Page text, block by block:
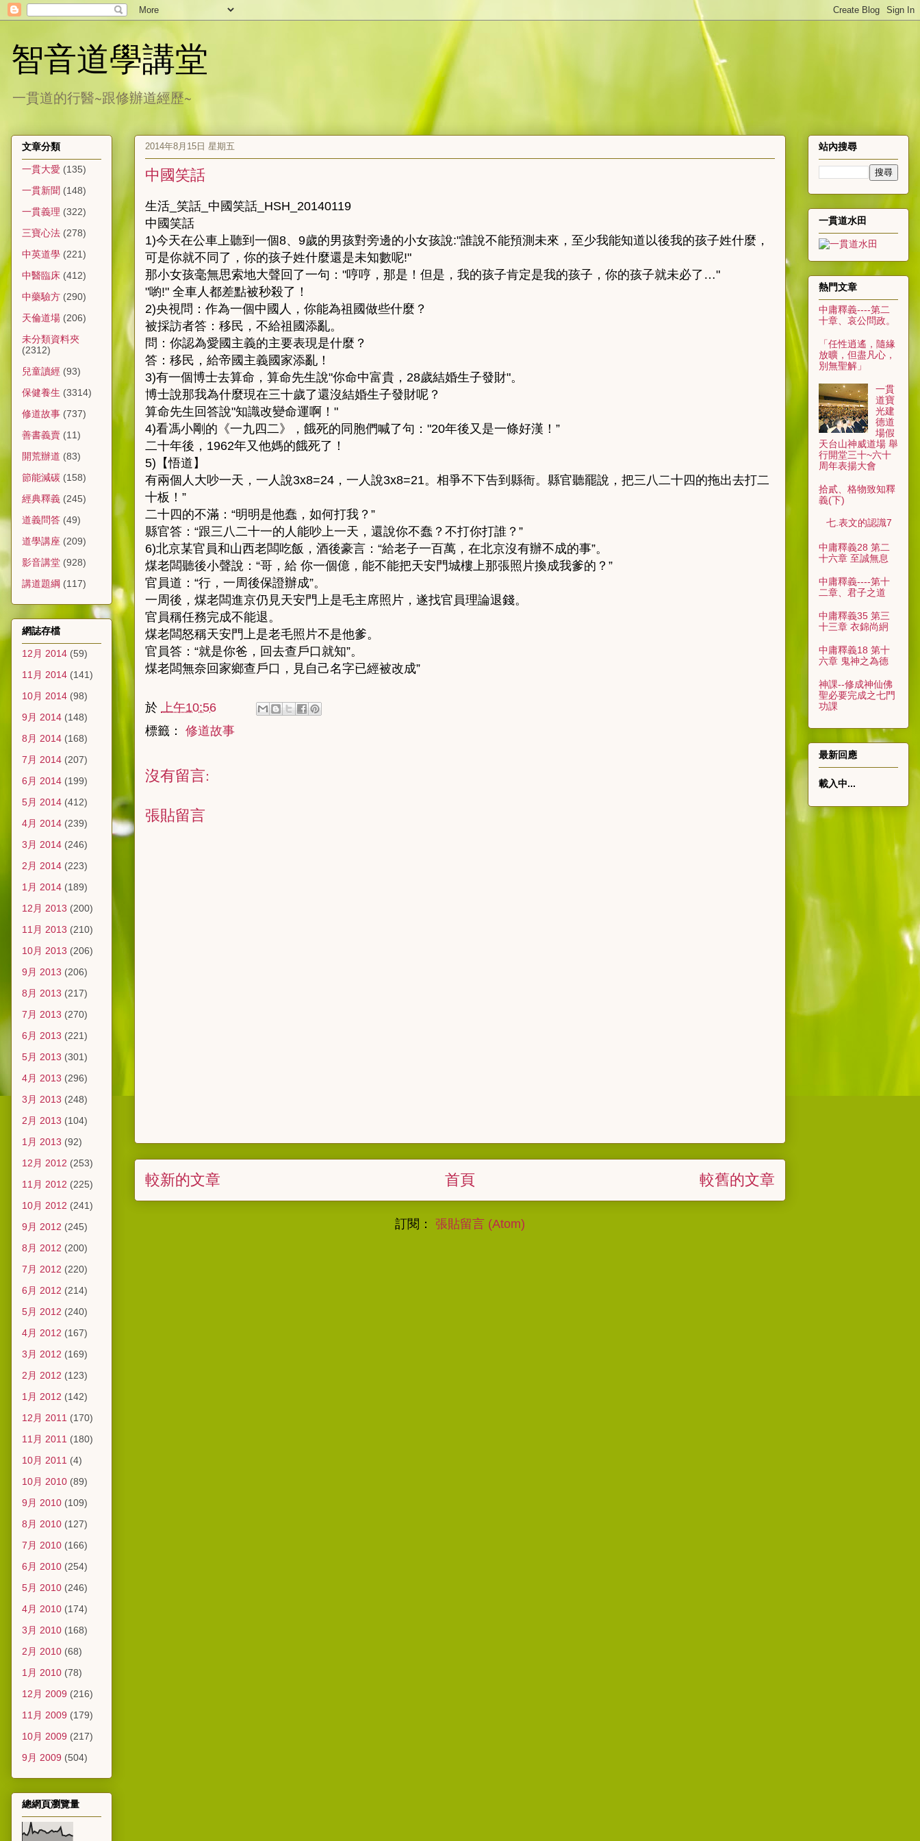
智音道學講堂
一貫道的行醫~跟修辦道經歷~
2014年8月15日 星期五
中國笑話
生活_笑話_中國笑話_HSH_20140119
中國笑話
1)今天在公車上聽到一個8、9歲的男孩對旁邊的小女孩說:"誰說不能預測未來，至少我能知道以後我的孩子姓什麼，
可是你就不同了，你的孩子姓什麼還是未知數呢!"
那小女孩毫無思索地大聲回了一句："哼哼，那是！但是，我的孩子肯定是我的孩子，你的孩子就未必了…"
"喲!" 全車人都差點被秒殺了！
2)央視問：作為一個中國人，你能為祖國做些什麼？
被採訪者答：移民，不給祖國添亂。
問：你認為愛國主義的主要表現是什麼？
答：移民，給帝國主義國家添亂！
3)有一個博士去算命，算命先生說"你命中富貴，28歲結婚生子發財"。
博士說那我為什麼現在三十歲了還沒結婚生子發財呢？
算命先生回答說"知識改變命運啊！"
4)看馮小剛的《一九四二》，餓死的同胞們喊了句："20年後又是一條好漢！”
二十年後，1962年又他媽的餓死了！
5)【悟道】
有兩個人大吵一天，一人說3x8=24，一人說3x8=21。相爭不下告到縣衙。縣官聽罷說，把三八二十四的拖出去打二
十板！”
二十四的不滿：“明明是他蠢，如何打我？”
縣官答：“跟三八二十一的人能吵上一天，還說你不蠢？不打你打誰？”
6)北京某官員和山西老闆吃飯，酒後豪言：“給老子一百萬，在北京沒有辦不成的事”。
煤老闆聽後小聲說：“哥，給 你一個億，能不能把天安門城樓上那張照片換成我爹的？”
官員道：“行，一周後保證辦成”。
一周後，煤老闆進京仍見天安門上是毛主席照片，遂找官員理論退錢。
官員稱任務完成不能退。
煤老闆怒稱天安門上是老毛照片不是他爹。
官員答：“就是你爸，回去查戶口就知”。
煤老闆無奈回家鄉查戶口，見自己名字已經被改成”
於 上午10:56
標籤： 修道故事
沒有留言:
張貼留言
較新的文章 較舊的文章
首頁
訂閱： 張貼留言 (Atom)
文章分類
一貫大愛 (135)
一貫新聞 (148)
一貫義理 (322)
三寶心法 (278)
中英道學 (221)
中醫臨床 (412)
中藥驗方 (290)
天倫道場 (206)
未分類資料夾
(2312)
兒童讀經 (93)
保健養生 (3314)
修道故事 (737)
善書義賣 (11)
開荒辦道 (83)
節能減碳 (158)
經典釋義 (245)
道義問答 (49)
道學講座 (209)
影音講堂 (928)
講道題綱 (117)
網誌存檔
12月 2014 (59)
11月 2014 (141)
10月 2014 (98)
9月 2014 (148)
8月 2014 (168)
7月 2014 (207)
6月 2014 (199)
5月 2014 (412)
4月 2014 (239)
3月 2014 (246)
2月 2014 (223)
1月 2014 (189)
12月 2013 (200)
11月 2013 (210)
10月 2013 (206)
9月 2013 (206)
8月 2013 (217)
7月 2013 (270)
6月 2013 (221)
5月 2013 (301)
4月 2013 (296)
3月 2013 (248)
2月 2013 (104)
1月 2013 (92)
12月 2012 (253)
11月 2012 (225)
10月 2012 (241)
9月 2012 (245)
8月 2012 (200)
7月 2012 (220)
6月 2012 (214)
5月 2012 (240)
4月 2012 (167)
3月 2012 (169)
2月 2012 (123)
1月 2012 (142)
12月 2011 (170)
11月 2011 (180)
10月 2011 (4)
10月 2010 (89)
9月 2010 (109)
8月 2010 (127)
7月 2010 (166)
6月 2010 (254)
5月 2010 (246)
4月 2010 (174)
3月 2010 (168)
2月 2010 (68)
1月 2010 (78)
12月 2009 (216)
11月 2009 (179)
10月 2009 (217)
9月 2009 (504)
總網頁瀏覽量
站內搜尋
一貫道水田
熱門文章
中庸釋義----第二
十章、哀公問政。
「任性逍遙，隨緣
放曠，但盡凡心，
別無聖解」
一貫
道寶
光建
德道
場假
天台山神威道場 舉
行開堂三十~六十
周年表揚大會
拾貳、格物致知釋
義(下)
七.表文的認識7
中庸釋義28 第二
十六章 至誠無息
中庸釋義----第十
二章、君子之道
中庸釋義35 第三
十三章 衣錦尚絅
中庸釋義18 第十
六章 鬼神之為德
神課--修成神仙佛
聖必要完成之七門
功課
最新回應
載入中...